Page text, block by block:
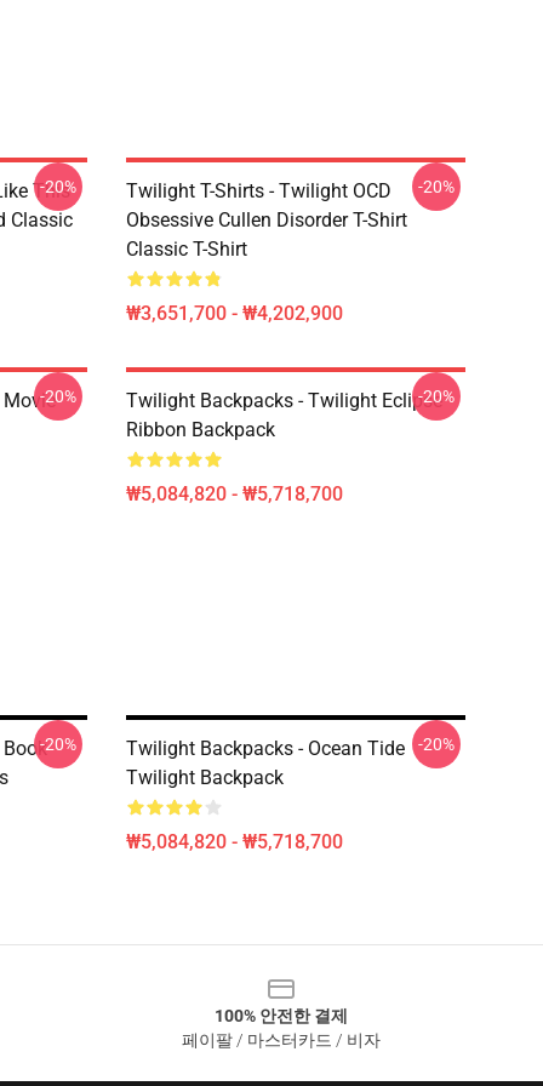
This
Classic
-20%
Twilight T-Shirts - Twilight OCD
Obsessive Cullen Disorder T-Shirt
Classic T-Shirt
₩3,651,700 - ₩4,202,900
-20%
-20%
Twilight Backpacks - Twilight Eclipse
Ribbon Backpack
₩5,084,820 - ₩5,718,700
-20%
-20%
Twilight Backpacks - Ocean Tide
Twilight Backpack
₩5,084,820 - ₩5,718,700
-20%
100% 안전한 결제
페이팔 / 마스터카드 / 비자